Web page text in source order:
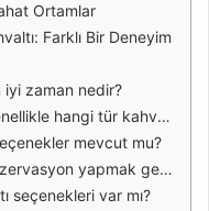
Ortamlar
Farklı Bir Deneyim
iyi zaman nedir?
tür kahvaltı sunuyor?
mevcut mu?
yapmak gerekli mi?
seçenekleri var mı?